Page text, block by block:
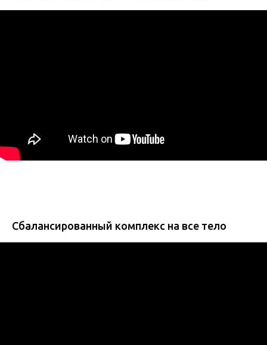
Сбалансированный комплекс на все тело